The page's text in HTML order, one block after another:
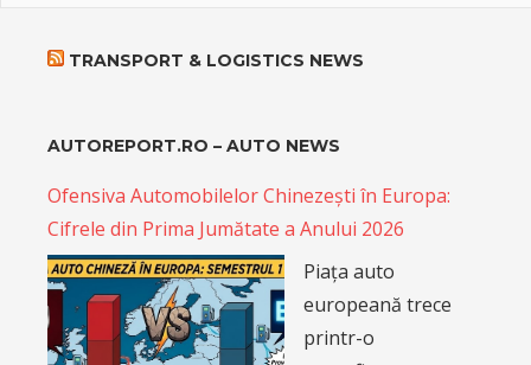
TRANSPORT & LOGISTICS NEWS
AUTOREPORT.RO – AUTO NEWS
Ofensiva Automobilelor Chinezești în Europa:
Cifrele din Prima Jumătate a Anului 2026
Piața auto
europeană trece
printr-o